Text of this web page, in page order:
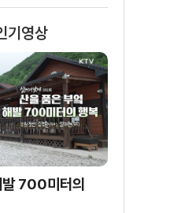
기영상
발 700미터의